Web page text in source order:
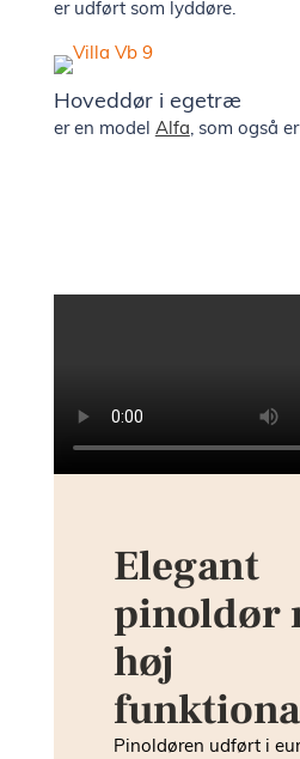
er udført som lyddøre.
Hoveddør i egetræ
er en model Alfa, som også
Elegant
pinoldør
høj
Pinoldøren udført i